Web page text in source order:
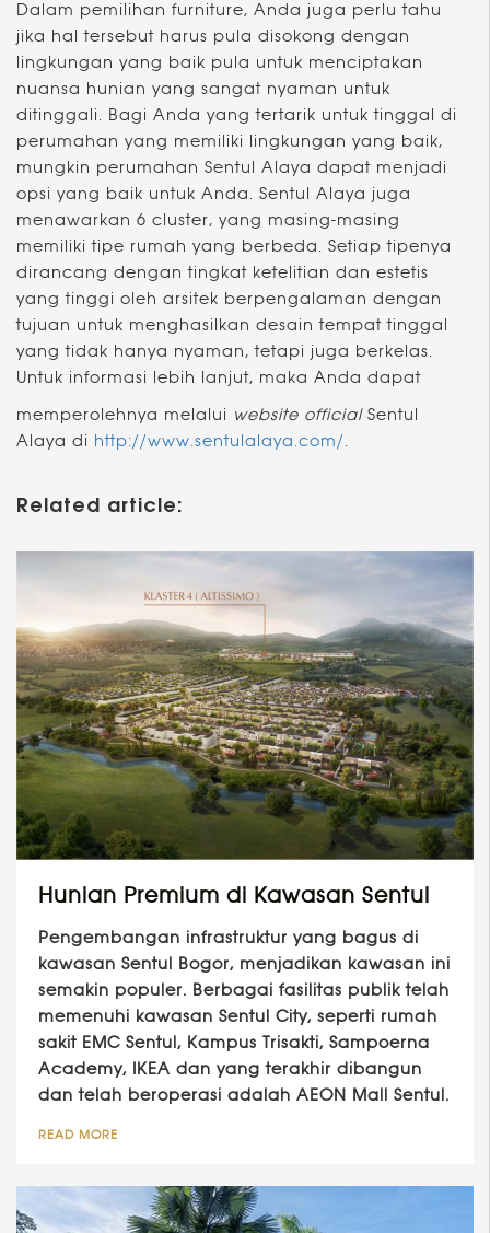
Dalam pemilihan furniture, Anda juga perlu tahu
jika hal tersebut harus pula disokong dengan
lingkungan yang baik pula untuk menciptakan
nuansa hunian yang sangat nyaman untuk
ditinggali. Bagi Anda yang tertarik untuk tinggal di
perumahan yang memiliki lingkungan yang baik,
mungkin perumahan Sentul Alaya dapat menjadi
opsi yang baik untuk Anda. Sentul Alaya juga
menawarkan 6 cluster, yang masing-masing
memiliki tipe rumah yang berbeda. Setiap tipenya
dirancang dengan tingkat ketelitian dan estetis
yang tinggi oleh arsitek berpengalaman dengan
tujuan untuk menghasilkan desain tempat tinggal
yang tidak hanya nyaman, tetapi juga berkelas.
Untuk informasi lebih lanjut, maka Anda dapat
memperolehnya melalui website officialSentul
Alaya di http://www.sentulalaya.com/.
Related article:
Hunian Premium di Kawasan Sentul
Pengembangan infrastruktur yang bagus di
kawasan Sentul Bogor, menjadikan kawasan ini
semakin populer. Berbagai fasilitas publik telah
memenuhi kawasan Sentul City, seperti rumah
sakit EMC Sentul, Kampus Trisakti, Sampoerna
Academy, IKEA dan yang terakhir dibangun
dan telah beroperasi adalah AEON Mall Sentul.
READ MORE